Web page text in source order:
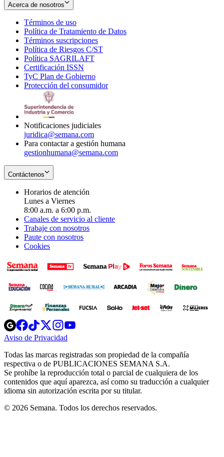
Acerca de nosotros
Términos de uso
in
new
window
Política de Tratamiento de Datos
Términos suscripciones
in
Política de Riesgos C/ST
Política SAGRILAFT
new
window
Certificación ISSN
in
new
TyC Plan de Gobierno
in
Protección del consumidorOpens
Notificaciones judiciales
juridica@semana.com
Para contactar a gestión humana
gestionhumana@semana.com
Contáctenos
Horarios de atención
Lunes a Viernes
8:00 a.m. a 6:00 p.m.
Canales de servicio al cliente
Trabaje con nosotros
Paute con nosotros
Cookies
Opens
in
new
Opens
in
new
Opens
in
new
window
Opens
new
windowwindow
Aviso de Privacidad
new
window
Todas las marcas registradas son propiedad de la compañía
respectiva o de PUBLICACIONES SEMANA S.A.
Se prohíbe la reproducción total o parcial de cualquiera de los
contenidos que aquí aparezca, así como su traducción a cualquier
idioma sin autorización escrita por su titular.
© 2026 Semana. Todos los derechos reservados.